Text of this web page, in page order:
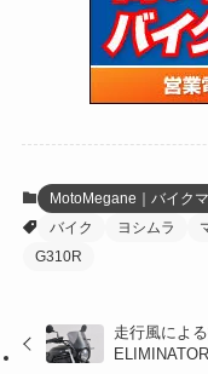
(109)
(15)
(5)
(17)
(5)
(61)
(13)
(60)
(171)
(38)
(59)
(47)
(16)
MotoMegane｜バイク
バイク
ヨシムラ
G310R
走行風によ